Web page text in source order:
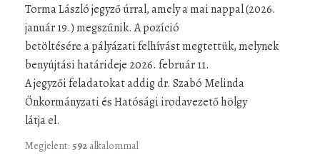
Torma László jegyző úrral, amely a mai nappal (2026.
január 19.) megszűnik. A pozíció
betöltésére a pályázati felhívást megtettük, melynek
benyújtási határideje 2026. február 11.
A jegyzői feladatokat addig dr. Szabó Melinda
Önkormányzati és Hatósági irodavezető hölgy
látja el.
Megjelent: 592 alkalommal